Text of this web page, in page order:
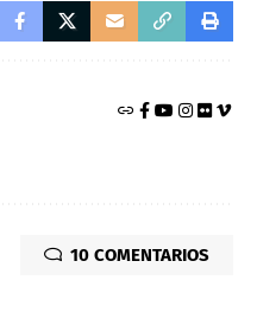
10 COMENTARIOS